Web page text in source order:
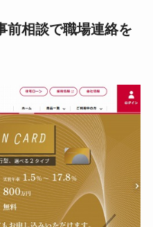
前相談で職場連絡を